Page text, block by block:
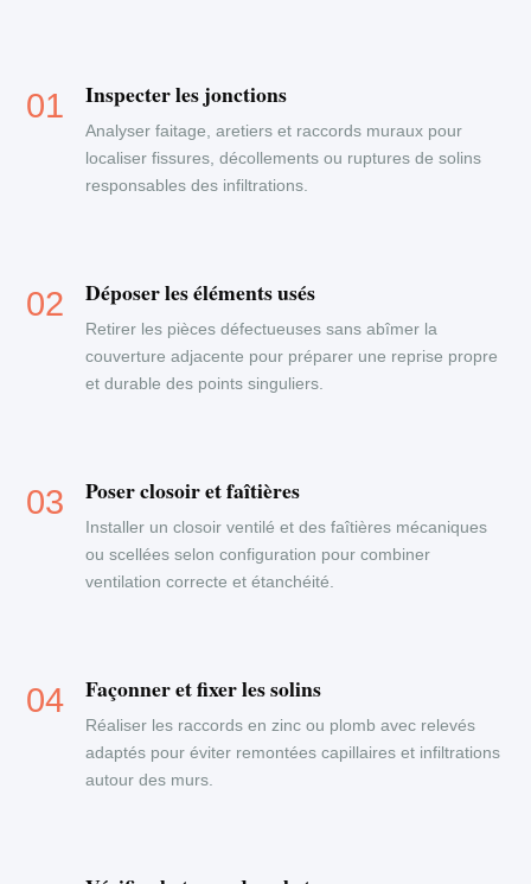
Inspecter les jonctions
Analyser faitage, aretiers et raccords muraux pour
localiser fissures, décollements ou ruptures de solins
responsables des infiltrations.
Déposer les éléments usés
Retirer les pièces défectueuses sans abîmer la
couverture adjacente pour préparer une reprise propre
et durable des points singuliers.
Poser closoir et faîtières
Installer un closoir ventilé et des faîtières mécaniques
ou scellées selon configuration pour combiner
ventilation correcte et étanchéité.
Façonner et fixer les solins
Réaliser les raccords en zinc ou plomb avec relevés
adaptés pour éviter remontées capillaires et infiltrations
autour des murs.